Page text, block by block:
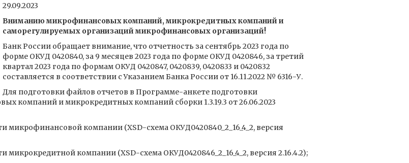
29.09.2023
Вниманию микрофинансовых компаний, микрокредитных компаний и
саморегулируемых организаций микрофинансовых организаций!
Банк России обращает внимание, что отчетность за сентябрь 2023 года по
форме ОКУД 0420840, за 9 месяцев 2023 года по форме ОКУД 0420846, за третий
квартал 2023 года по формам ОКУД 0420847, 0420839, 0420833 и 0420832
составляется в соответствии с Указанием Банка России от 16.11.2022 № 6316-У.
Для подготовки файлов отчетов в Программе-анкете подготовки
компаний и микрокредитных компаний сборки 1.3.19.3 от 26.06.2023
микрофинансовой компании (XSD-схема ОКУД0420840_2_16_4_2, версия
компании (XSD-схема ОКУД0420846_2_16_4_2, версия 2.16.4.2);